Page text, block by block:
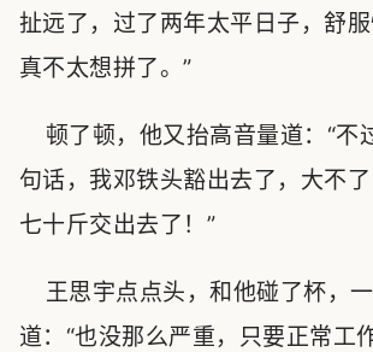
扯远了，过了两年太平日子，舒
真不太想拼了。”
顿了顿，他又抬高音量道：“不
句话，我邓铁头豁出去了，大不
七十斤交出去了！”
王思宇点点头，和他碰了杯，
道：“也没那么严重，只要正常工